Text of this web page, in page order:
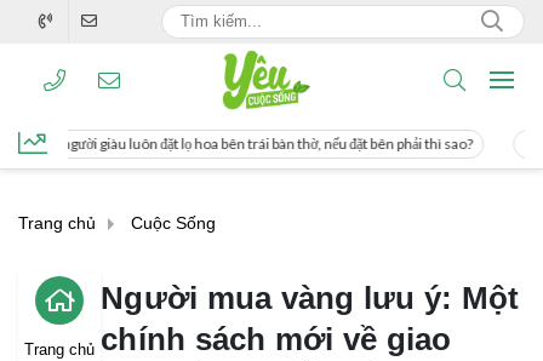
lọ hoa bên trái bàn thờ, nếu đặt bên phải thì sao? Cách uống nước mía
Trang chủ Cuộc Sống
Trang chủ
Người mua vàng lưu ý: Một
chính sách mới về giao